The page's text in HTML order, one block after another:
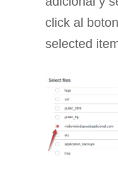
click al
selected